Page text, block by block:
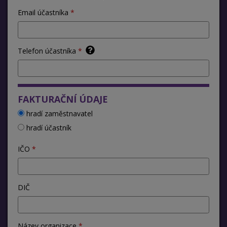
Email účastníka
Telefon účastníka
FAKTURAČNÍ ÚDAJE
hradí zaměstnavatel
hradí účastník
IČO
DIČ